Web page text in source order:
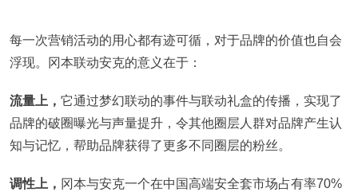
每一次营销活动的用心都有迹可循，对于品牌的价值也自会
浮现。冈本联动安克的意义在于：
流量上， 它通过梦幻联动的事件与联动礼盒的传播，实现了
品牌的破圈曝光与声量提升，令其他圈层人群对品牌产生认
知与记忆，帮助品牌获得了更多不同圈层的粉丝。
调性上， 冈本与安克一个在中国高端安全套市场占有率70%